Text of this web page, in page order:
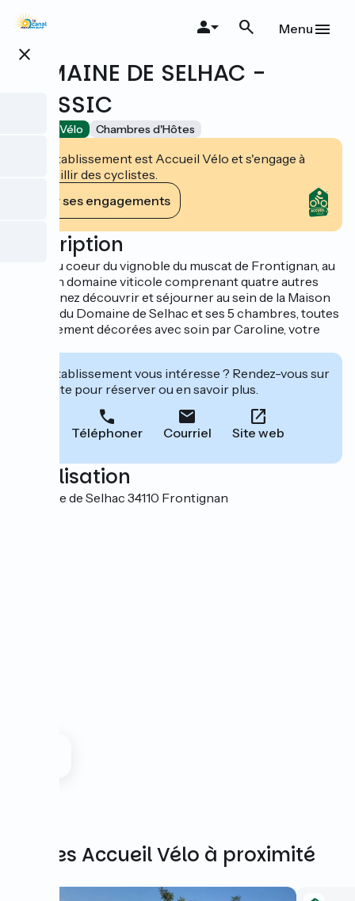
Aller
principal
close
Menu
DOMAINE DE SELHAC -
CLASSIC
Accueil Vélo Chambres d'Hôtes
Cet établissement est Accueil Vélo et s'engage à
accueillir des cyclistes.
Voir ses engagements
Description
Niché au coeur du vignoble du muscat de Frontignan, au
sein d'un domaine viticole comprenant quatre autres
gîtes, venez découvrir et séjourner au sein de la Maison
d'hôtes du Domaine de Selhac et ses 5 chambres, toutes
agréablement décorées avec soin par Caroline, votre
Cet établissement vous intéresse ? Rendez-vous sur
leur site pour réserver ou en savoir plus.
Téléphoner Courriel Site web
Localisation
Domaine de Selhac 34110 Frontignan
Autres Accueil Vélo à proximité